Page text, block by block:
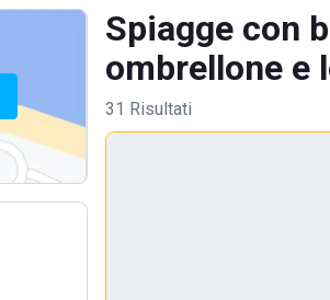
Spiagge con
ombrellone e
31 Risultati